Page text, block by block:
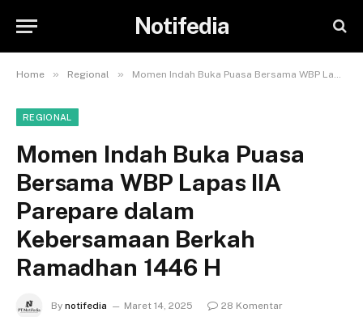
Notifedia
Home » Regional » Momen Indah Buka Puasa Bersama WBP Lapas IIA Parepare dalam Kebersamaan Berkah Ramadhan 1446 H
REGIONAL
Momen Indah Buka Puasa
Bersama WBP Lapas IIA
Parepare dalam
Kebersamaan Berkah
Ramadhan 1446 H
By notifedia Maret 14, 2025
28 Komentar